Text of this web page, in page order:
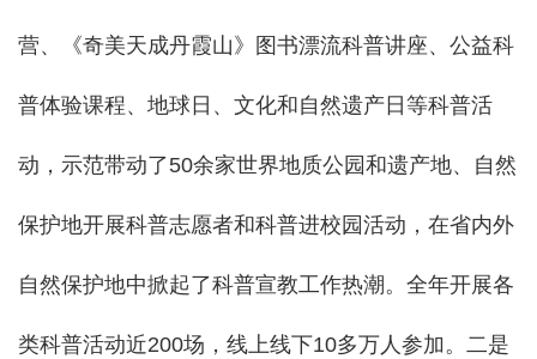
营、《奇美天成丹霞山》图书漂流科普讲座、公益科
普体验课程、地球日、文化和自然遗产日等科普活
动，示范带动了50余家世界地质公园和遗产地、自然
保护地开展科普志愿者和科普进校园活动，在省内外
自然保护地中掀起了科普宣教工作热潮。全年开展各
类科普活动近200场，线上线下10多万人参加。二是